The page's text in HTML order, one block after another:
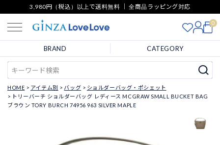
3,980円（税込）以上で送料無料 ｜ 全商品ラッピング対応
0
BRAND CATEGORY
HOME アイテム別 バッグ
ショルダーバッグ・ポシェット
トリーバーチ ショルダーバッグ レディース MCGRAW SMALL BUCKET BAG
ブラウン TORY BURCH 74956 963 SILVER MAPLE